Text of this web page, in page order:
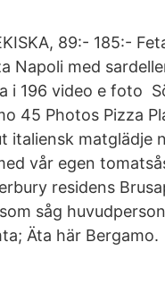
89:- 185:-
Napoli med
i 196 video e foto
45 Photos Pizza
italiensk matglädje
vår egen
residens
såg
Äta här Bergamo.